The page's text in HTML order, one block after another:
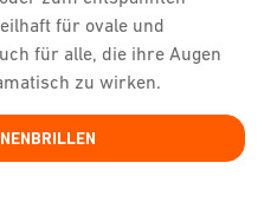
für ovale und
für alle, die ihre Augen
zu wirken.